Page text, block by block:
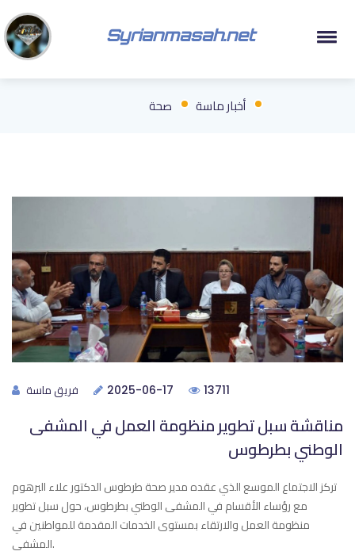
Syrianmasah.net
أخبار ماسة صحة
فريق ماسة 2025-06-17 13711
مناقشة سبل تطوير منظومة العمل في المشفى
الوطني بطرطوس
تركز الاجتماع الموسع الذي عقده مدير صحة طرطوس الدكتور علاء البرهوم
مع رؤساء الأقسام في المشفى الوطني بطرطوس، حول سبل تطوير
منظومة العمل والارتقاء بمستوى الخدمات المقدمة للمواطنين في
المشفى.